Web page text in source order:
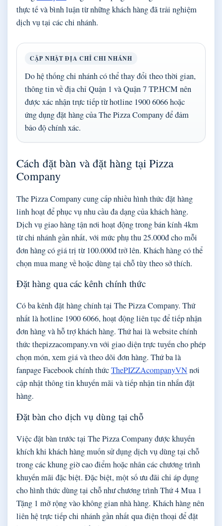
thực tế và bình luận từ những khách hàng đã trải nghiệm
dịch vụ tại các chi nhánh.
CẬP NHẬT ĐỊA CHỈ CHI NHÁNH
Do hệ thống chi nhánh có thể thay đổi theo thời gian,
thông tin về địa chỉ Quận 1 và Quận 7 TP.HCM nên
được xác nhận trực tiếp từ hotline 1900 6066 hoặc
ứng dụng đặt hàng của The Pizza Company để đảm
bảo độ chính xác.
Cách đặt bàn và đặt hàng tại Pizza
Company
The Pizza Company cung cấp nhiều hình thức đặt hàng
linh hoạt để phục vụ nhu cầu đa dạng của khách hàng.
Dịch vụ giao hàng tận nơi hoạt động trong bán kính 4km
từ chi nhánh gần nhất, với mức phụ thu 25.000đ cho mỗi
đơn hàng có giá trị từ 100.000đ trở lên. Khách hàng có thể
chọn mua mang về hoặc dùng tại chỗ tùy theo sở thích.
Đặt hàng qua các kênh chính thức
Có ba kênh đặt hàng chính tại The Pizza Company. Thứ
nhất là hotline 1900 6066, hoạt động liên tục để tiếp nhận
đơn hàng và hỗ trợ khách hàng. Thứ hai là website chính
thức thepizzacompany.vn với giao diện trực tuyến cho phép
chọn món, xem giá và theo dõi đơn hàng. Thứ ba là
fanpage Facebook chính thứcThePIZZAcompanyVNnơi
cập nhật thông tin khuyến mãi và tiếp nhận tin nhắn đặt
hàng.
Đặt bàn cho dịch vụ dùng tại chỗ
Việc đặt bàn trước tại The Pizza Company được khuyến
khích khi khách hàng muốn sử dụng dịch vụ dùng tại chỗ
trong các khung giờ cao điểm hoặc nhân các chương trình
khuyến mãi đặc biệt. Đặc biệt, một số ưu đãi chỉ áp dụng
cho hình thức dùng tại chỗ như chương trình Thứ 4 Mua 1
Tặng 1 mở rộng vào không gian nhà hàng. Khách hàng nên
liên hệ trực tiếp chi nhánh gần nhất qua điện thoại để đặt